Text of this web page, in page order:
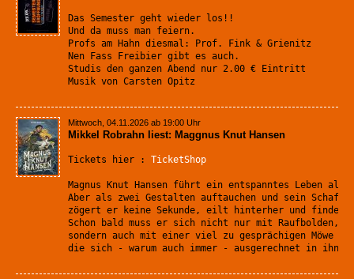
Das Semester geht wieder los!!
Und da muss man feiern.
Profs am Hahn diesmal: Prof. Fink & Grienitz
Nen Fass Freibier gibt es auch.
Studis den ganzen Abend nur 2.00 € Eintritt
Musik von Carsten Opitz
Mittwoch, 04.11.2026 ab 19:00 Uhr
Mikkel Robrahn liest: Maggnus Knut Hansen
Tickets hier : TicketShop
Magnus Knut Hansen führt ein entspanntes Leben
Aber als zwei Gestalten auftauchen und sein Schaf
zögert er keine Sekunde, eilt hinterher und findet
Schon bald muss er sich nicht nur mit Raufbolden,
sondern auch mit einer viel zu gesprächigen Möwe
die sich - warum auch immer - ausgerechnet in ihn